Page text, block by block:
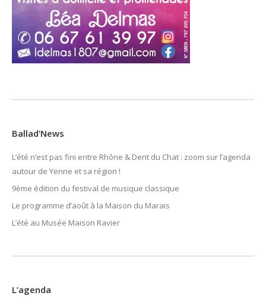
Ballad’News
L’été n’est pas fini entre Rhône & Dent du Chat : zoom sur l’agenda
autour de Yenne et sa région !
9ème édition du festival de musique classique
Le programme d’août à la Maison du Marais
L’été au Musée Maison Ravier
L’agenda